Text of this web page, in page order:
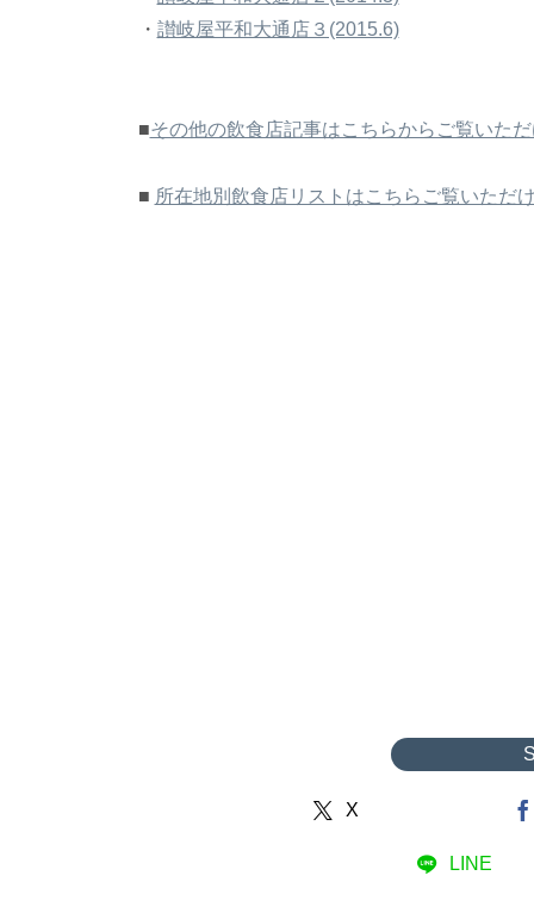
・ 讃岐屋平和大通店３(2015.6)
■その他の飲食店記事はこちらからご覧いた
■ 所在地別飲食店リストはこちらご覧いただ
X
LINE